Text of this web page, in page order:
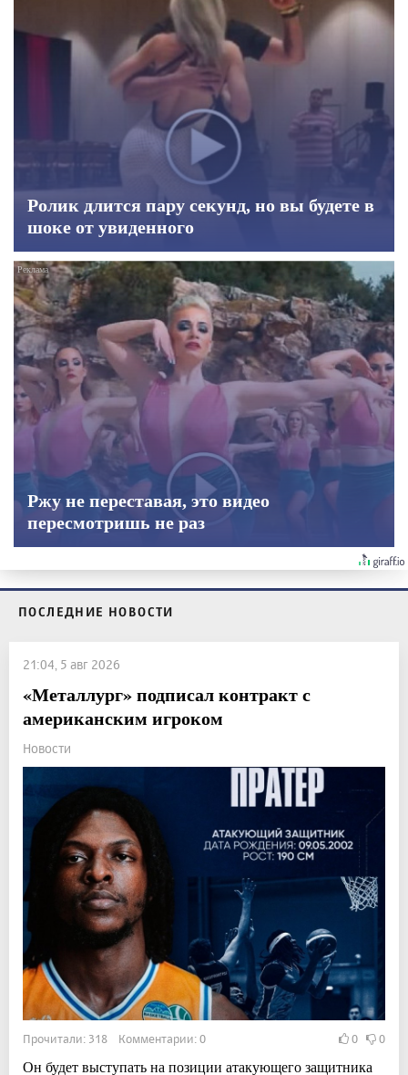
Ролик длится пару секунд, но вы будете в
шоке от увиденного
Ржу не переставая, это видео
пересмотришь не раз
ПОСЛЕДНИЕ НОВОСТИ
21:04, 5 авг 2026
«Металлург» подписал контракт с
американским игроком
Новости
Прочитали: 318 Комментарии: 0 0 0
Он будет выступать на позиции атакующего защитника